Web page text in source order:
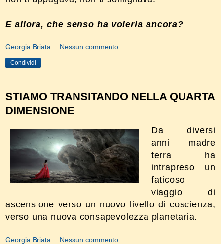
E allora, che senso ha volerla ancora?
Georgia Briata Nessun commento:
Condividi
STIAMO TRANSITANDO NELLA QUARTA
DIMENSIONE
Da diversi
anni madre
terra ha
intrapreso un
faticoso
viaggio di
ascensione verso un nuovo livello di coscienza,
verso una nuova consapevolezza planetaria.
Georgia Briata Nessun commento: